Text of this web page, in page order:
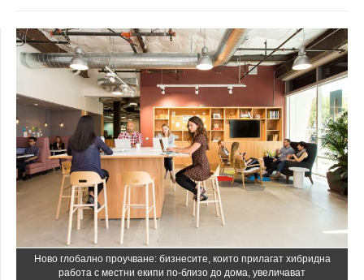
Ново глобално проучване: бизнесите, които прилагат хибридна
работа с местни екипи по-близо до дома, увеличават